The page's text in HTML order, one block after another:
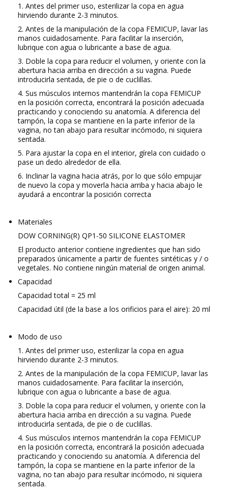
1. Antes del primer uso, esterilizar la copa en agua
hirviendo durante 2-3 minutos.
2. Antes de la manipulación de la copa FEMICUP, lavar las
manos cuidadosamente. Para facilitar la inserción,
lubrique con agua o lubricante a base de agua.
3. Doble la copa para reducir el volumen, y oriente con la
abertura hacia arriba en dirección a su vagina. Puede
introducirla sentada, de pie o de cuclillas.
4. Sus músculos internos mantendrán la copa FEMICUP
en la posición correcta, encontrará la posición adecuada
practicando y conociendo su anatomía. A diferencia del
tampón, la copa se mantiene en la parte inferior de la
vagina, no tan abajo para resultar incómodo, ni siquiera
sentada.
5. Para ajustar la copa en el interior, gírela con cuidado o
pase un dedo alrededor de ella.
6. Inclinar la vagina hacia atrás, por lo que sólo empujar
de nuevo la copa y moverla hacia arriba y hacia abajo le
ayudará a encontrar la posición correcta
Materiales
DOW CORNING(R) QP1-50 SILICONE ELASTOMER
El producto anterior contiene ingredientes que han sido
preparados únicamente a partir de fuentes sintéticas y / o
vegetales. No contiene ningún material de origen animal.
Capacidad
Capacidad total = 25 ml
Capacidad útil (de la base a los orificios para el aire): 20 ml
Modo de uso
1. Antes del primer uso, esterilizar la copa en agua
hirviendo durante 2-3 minutos.
2. Antes de la manipulación de la copa FEMICUP, lavar las
manos cuidadosamente. Para facilitar la inserción,
lubrique con agua o lubricante a base de agua.
3. Doble la copa para reducir el volumen, y oriente con la
abertura hacia arriba en dirección a su vagina. Puede
introducirla sentada, de pie o de cuclillas.
4. Sus músculos internos mantendrán la copa FEMICUP
en la posición correcta, encontrará la posición adecuada
practicando y conociendo su anatomía. A diferencia del
tampón, la copa se mantiene en la parte inferior de la
vagina, no tan abajo para resultar incómodo, ni siquiera
sentada.